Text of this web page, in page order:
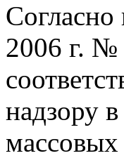
Согласно
2006 г.
надзору